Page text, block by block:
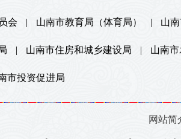
会 | 山南市教育局（体育局） | 山
| 山南市住房和城乡建设局 | 山南
市投资促进局
网站简